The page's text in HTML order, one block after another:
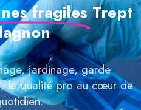
fragiles Trept
jardinage, garde
la qualité pro au cœur de